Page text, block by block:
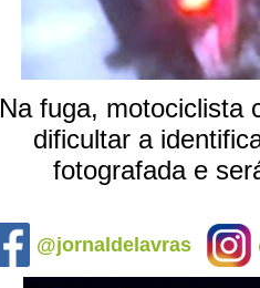
Na fuga, motociclista
dificultar a
fotografada e
@jornaldelavras